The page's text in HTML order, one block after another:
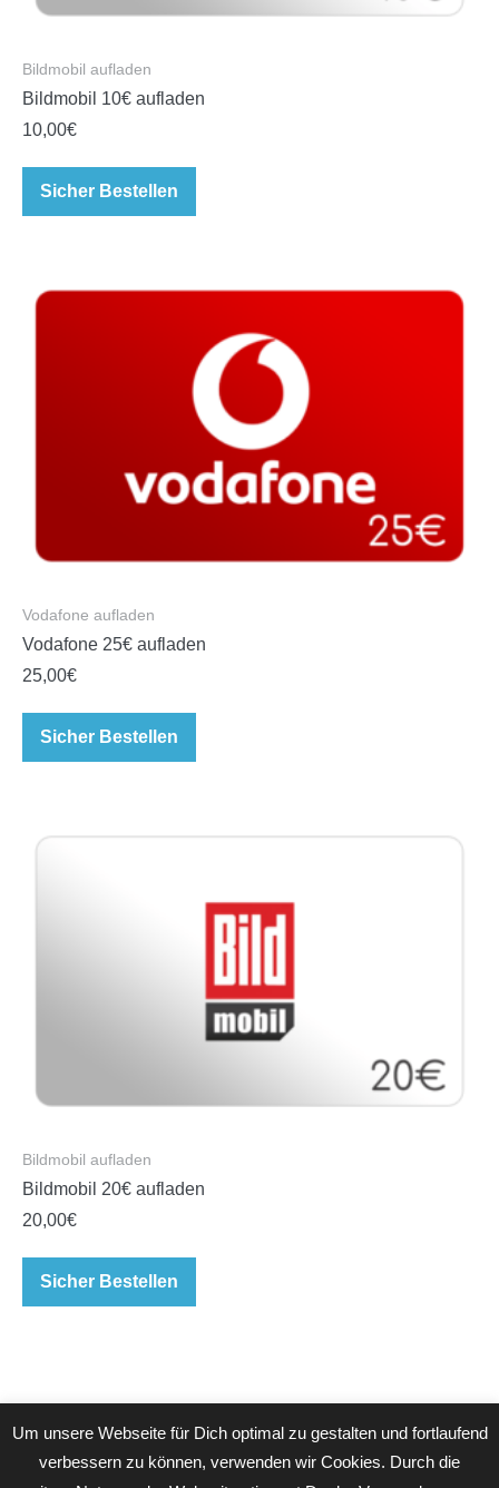
Bildmobil aufladen
Bildmobil 10€ aufladen
10,00€
Sicher Bestellen
Vodafone aufladen
Vodafone 25€ aufladen
25,00€
Sicher Bestellen
Bildmobil aufladen
Bildmobil 20€ aufladen
20,00€
Sicher Bestellen
Blog AGB Datenschutzerklärung
Um unsere Webseite für Dich optimal zu gestalten und fortlaufend
verbessern zu können, verwenden wir Cookies. Durch die